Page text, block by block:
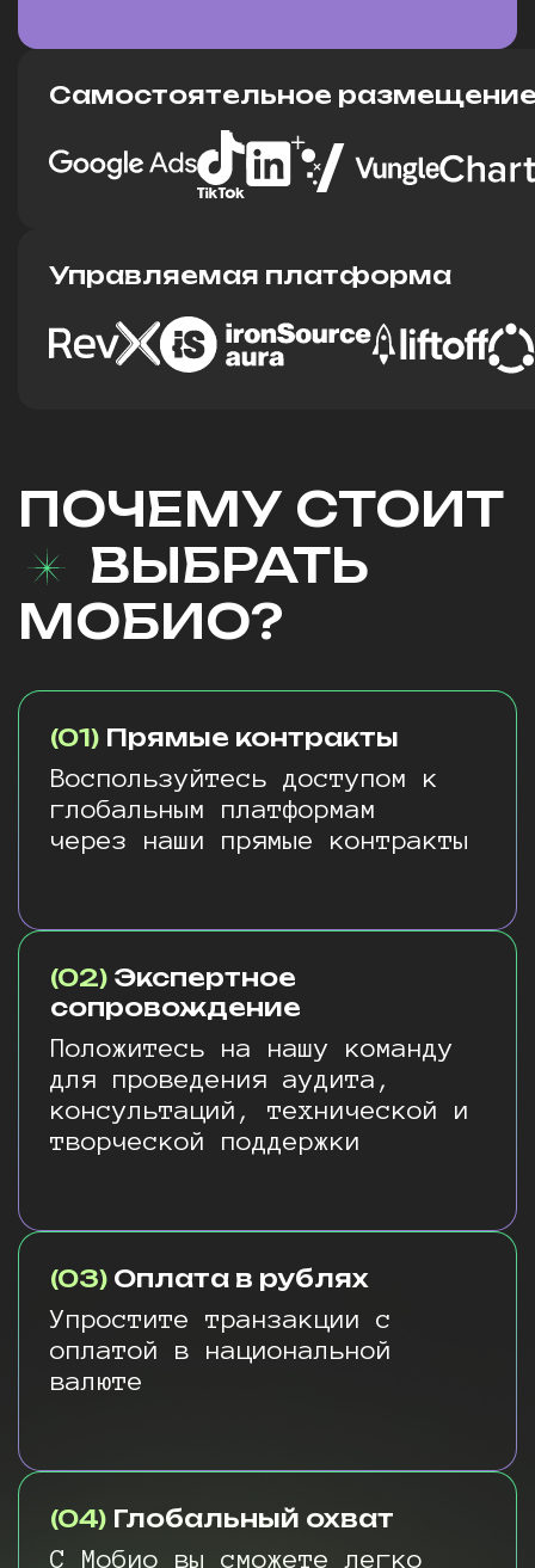
Самостоятельное
Управляемая платформа
ПОЧЕМУ СТОИТ
ВЫБРАТЬ
МОБИО?
(01) Прямые контракты
Воспользуйтесь доступом к
глобальным платформам
через наши прямые контракты
(02) Экспертное
сопровождение
Положитесь на нашу команду
для проведения аудита,
консультаций, технической и
творческой поддержки
(03) Оплата в рублях
Упростите транзакции с
оплатой в национальной
валюте
(04) Глобальный охват
С Мобио вы сможете легко